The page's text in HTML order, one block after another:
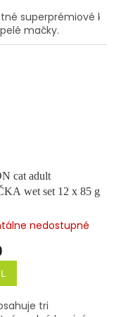
superprémiové
mačky.
cat adult
wet set 12 x 85 g
nedostupné
tri